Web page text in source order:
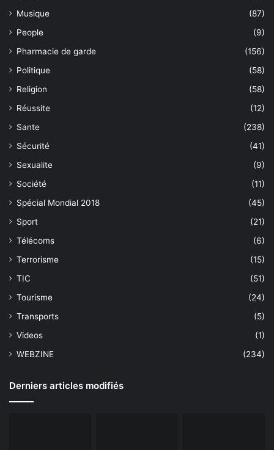
Musique
(87)
People
(9)
Pharmacie de garde
(156)
Politique
(58)
Religion
(58)
Réussite
(12)
Sante
(238)
Sécurité
(41)
Sexualite
(9)
Société
(11)
Spécial Mondial 2018
(45)
Sport
(21)
Télécoms
(6)
Terrorisme
(15)
TIC
(51)
Tourisme
(24)
Transports
(5)
Videos
(1)
WEBZINE
(234)
Derniers articles modifiés